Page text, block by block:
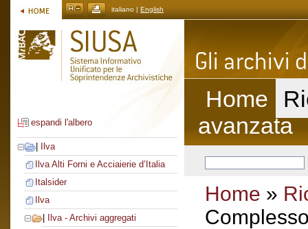
italiano | English
espandi l'albero
Ilva
Ilva Alti Forni e Acciaierie d’Italia
Italsider
Ilva
Ilva - Archivi aggregati
Home
avanzata
Home »